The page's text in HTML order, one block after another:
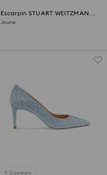
Escarpin STUART WEITZMAN
Stuart Power Shine
Jaune
5 Couleurs